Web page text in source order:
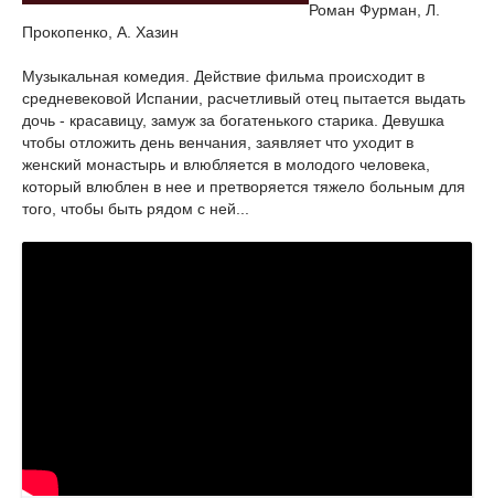
Роман Фурман, Л.
Прокопенко, А. Хазин
Музыкальная комедия. Действие фильма происходит в
средневековой Испании, расчетливый отец пытается выдать
дочь - красавицу, замуж за богатенького старика. Девушка
чтобы отложить день венчания, заявляет что уходит в
женский монастырь и влюбляется в молодого человека,
который влюблен в нее и претворяется тяжело больным для
того, чтобы быть рядом с ней...